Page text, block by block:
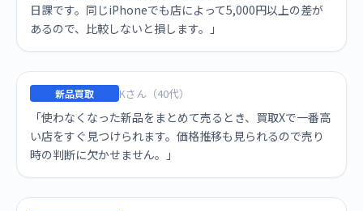
日課です。同じiPhoneでも店によって5,000円以上の差が
あるので、比較しないと損します。」
新品買取 Kさん（40代）
「使わなくなった新品をまとめて売るとき、買取Xで一番高
い店をすぐ見つけられます。価格推移も見られるので売り
時の判断に欠かせません。」